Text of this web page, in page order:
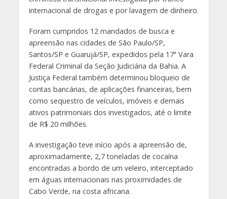
internacional de drogas e por lavagem de dinheiro.
Foram cumpridos 12 mandados de busca e
apreensão nas cidades de São Paulo/SP,
Santos/SP e Guarujá/SP, expedidos pela 17ª Vara
Federal Criminal da Seção Judiciária da Bahia. A
Justiça Federal também determinou bloqueio de
contas bancárias, de aplicações financeiras, bem
como sequestro de veículos, imóveis e demais
ativos patrimoniais dos investigados, até o limite
de R$ 20 milhões.
A investigação teve início após a apreensão de,
aproximadamente, 2,7 toneladas de cocaína
encontradas a bordo de um veleiro, interceptado
em águas internacionais nas proximidades de
Cabo Verde, na costa africana.